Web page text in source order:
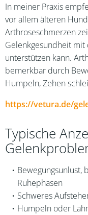
In meiner Praxis
vor allem älteren
Arthroseschmerzen
Gelenkgesundheit
unterstützen kann.
bemerkbar durch
Humpeln, Zehen
https://vetura.de/
Typische
Bewegungsunlust,
Ruhephasen
Schweres
Humpeln oder